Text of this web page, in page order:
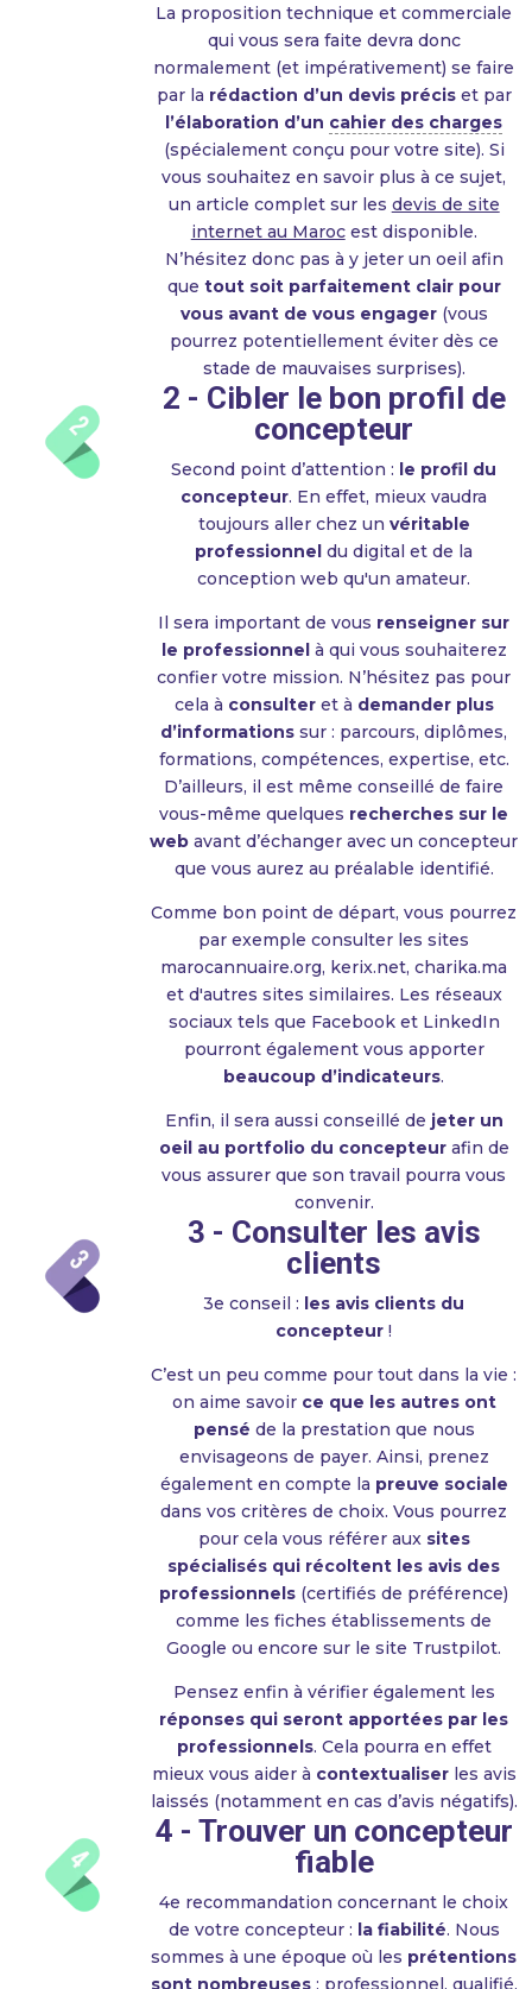
La proposition technique et commerciale
qui vous sera faite devra donc
normalement (et impérativement) se faire
par la rédaction d’un devis préciset par
l’élaboration d’un cahier des charges
(spécialement conçu pour votre site). Si
vous souhaitez en savoir plus à ce sujet,
un article complet sur les devis de site
internet au Marocest disponible.
N’hésitez donc pas à y jeter un oeil afin
que tout soit parfaitement clair pour
vous avant de vous engager(vous
pourrez potentiellement éviter dès ce
stade de mauvaises surprises).
2 - Cibler le bon profil de
concepteur
Second point d’attention : le profil du
concepteur. En effet, mieux vaudra
toujours aller chez un véritable
professionnel du digital et de la
conception web qu'un amateur.
Il sera important de vous renseigner sur
le professionnelà qui vous souhaiterez
confier votre mission. N’hésitez pas pour
cela à consulteret à demander plus
d’informations sur : parcours, diplômes,
formations, compétences, expertise, etc.
D’ailleurs, il est même conseillé de faire
vous-même quelques recherches sur le
web avant d’échanger avec un concepteur
que vous aurez au préalable identifié.
Comme bon point de départ, vous pourrez
par exemple consulter les sites
marocannuaire.org, kerix.net, charika.ma
et d'autres sites similaires. Les réseaux
sociaux tels que Facebook et LinkedIn
pourront également vous apporter
beaucoup d’indicateurs.
Enfin, il sera aussi conseillé de jeter un
oeil au portfolio du concepteurafin de
vous assurer que son travail pourra vous
convenir.
3 - Consulter les avis
clients
3e conseil : les avis clients du
concepteur !
C’est un peu comme pour tout dans la vie :
on aime savoir ce que les autres ont
pensé de la prestation que nous
envisageons de payer. Ainsi, prenez
également en compte la preuve sociale
dans vos critères de choix. Vous pourrez
pour cela vous référer aux sites
spécialisés qui récoltent les avis des
professionnels (certifiés de préférence)
comme les fiches établissements de
Google ou encore sur le site Trustpilot.
Pensez enfin à vérifier également les
réponses qui seront apportées par les
professionnels. Cela pourra en effet
mieux vous aider à contextualiserles avis
laissés (notamment en cas d’avis négatifs).
4 - Trouver un concepteur
fiable
4e recommandation concernant le choix
de votre concepteur : la fiabilité. Nous
sommes à une époque où les prétentions
sont nombreuses: professionnel, qualifié,